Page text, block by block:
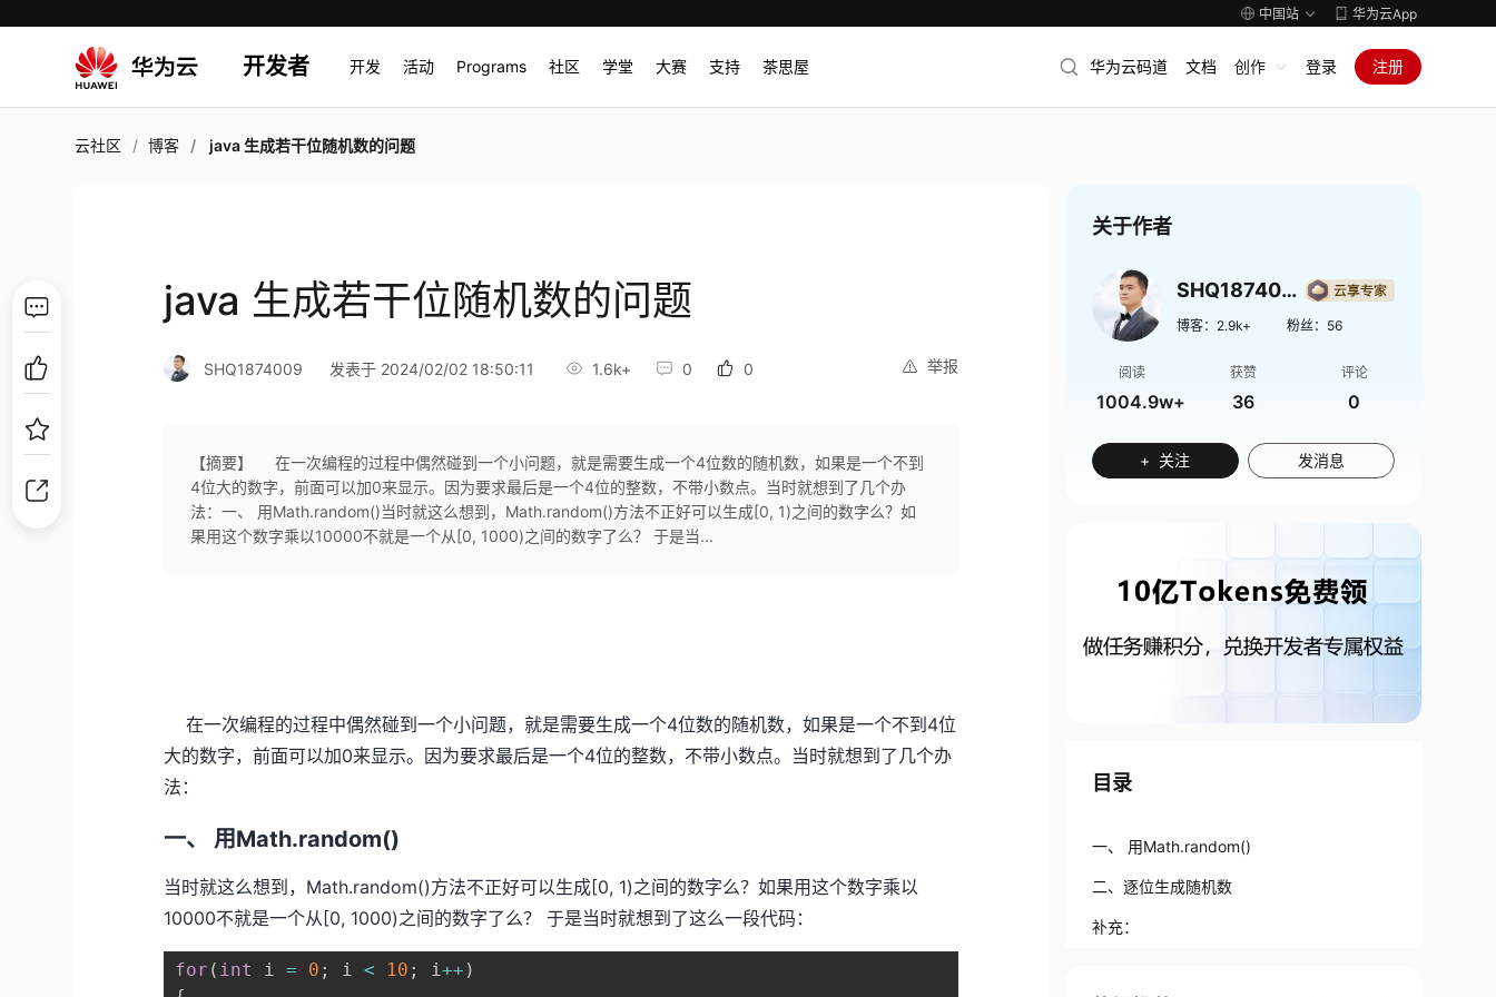
中国站 华为云App
开发者 开发 活动 Programs 社区 学堂 大赛 支持 茶思屋 华为云码道 文档 创作 登录 注册
云社区 博客 java 生成若干位随机数的问题
java 生成若干位随机数的问题
举报
SHQ1874009 发表于 2024/02/02 18:50:11 1.6k+ 0 0
【摘要】 ​ 在一次编程的过程中偶然碰到一个小问题，就是需要生成一个4位数的随机数，如果是一个不到
4位大的数字，前面可以加0来显示。因为要求最后是一个4位的整数，不带小数点。当时就想到了几个办
法：一、 用Math.random()当时就这么想到，Math.random()方法不正好可以生成[0, 1)之间的数字么？如
果用这个数字乘以10000不就是一个从[0, 1000)之间的数字了么？ 于是当...
在一次编程的过程中偶然碰到一个小问题，就是需要生成一个4位数的随机数，如果是一个不到4位
大的数字，前面可以加0来显示。因为要求最后是一个4位的整数，不带小数点。当时就想到了几个办
法：
一、 用Math.random()
当时就这么想到，Math.random()方法不正好可以生成[0, 1)之间的数字么？如果用这个数字乘以
10000不就是一个从[0, 1000)之间的数字了么？ 于是当时就想到了这么一段代码：
for ( int i = 0 ; i < 10 ; i++ )
关于作者
SHQ1874009
博客： 2.9k+ 粉丝： 56
阅读
1004.9w+
获赞
36
评论
0
+ 关注 发消息
目录
一、 用Math.random()
二、逐位生成随机数
补充：